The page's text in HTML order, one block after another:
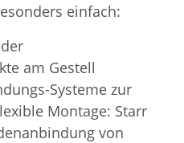
einfach:
am Gestell
Systeme zur
Montage: Starr
von